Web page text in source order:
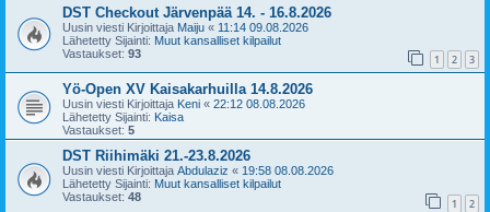
DST Checkout Järvenpää 14. - 16.8.2026
Uusin viesti Kirjoittaja Maiju « 11:14 09.08.2026
Lähetetty Sijainti: Muut kansalliset kilpailut
Vastaukset: 93 1 2 3
Yö-Open XV Kaisakarhuilla 14.8.2026
Uusin viesti Kirjoittaja Keni « 22:12 08.08.2026
Lähetetty Sijainti: Kaisa
Vastaukset: 5
DST Riihimäki 21.-23.8.2026
Uusin viesti Kirjoittaja Abdulaziz « 19:58 08.08.2026
Lähetetty Sijainti: Muut kansalliset kilpailut
Vastaukset: 48 1 2